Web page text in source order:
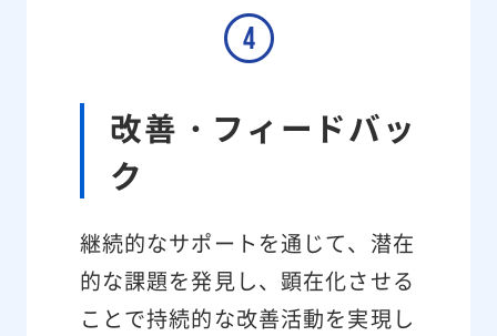
改善・フィードバッ
ク
継続的なサポートを通じて、潜在
的な課題を発見し、顕在化させる
ことで持続的な改善活動を実現し